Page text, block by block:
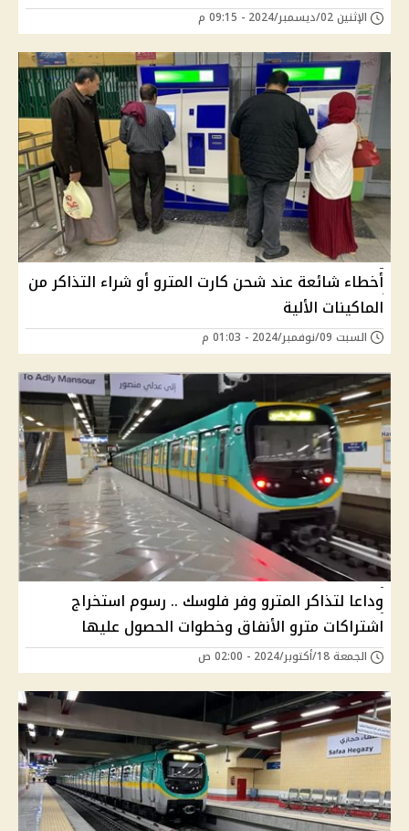
الإثنين 02/ديسمبر/2024 - 09:15 م
أخطاء شائعة عند شحن كارت المترو أو شراء التذاكر من
الماكينات الألية
السبت 09/نوفمبر/2024 - 01:03 م
وداعا لتذاكر المترو وفر فلوسك .. رسوم استخراج
اشتراكات مترو الأنفاق وخطوات الحصول عليها
الجمعة 18/أكتوبر/2024 - 02:00 ص